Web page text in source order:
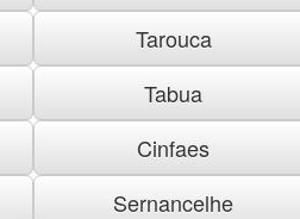
Tarouca
Tabua
Cinfaes
Sernancelhe